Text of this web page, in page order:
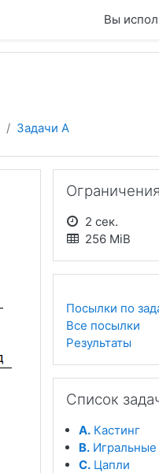
Вы
Задачи A
Ограничения
2 сек.
256 MiB
Посылки по
Все посылки
Результаты
Список
A. Кастинг
B. Игральные
C. Цапли